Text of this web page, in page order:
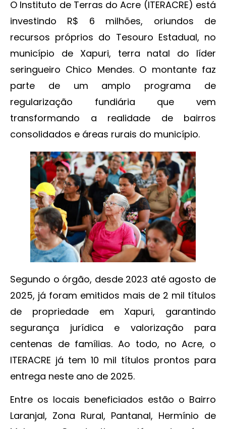
O Instituto de Terras do Acre (ITERACRE) está
investindo R$ 6 milhões, oriundos de
recursos próprios do Tesouro Estadual, no
município de Xapuri, terra natal do líder
seringueiro Chico Mendes. O montante faz
parte de um amplo programa de
regularização fundiária que vem
transformando a realidade de bairros
consolidados e áreas rurais do município.
Segundo o órgão, desde 2023 até agosto de
2025, já foram emitidos mais de 2 mil títulos
de propriedade em Xapuri, garantindo
segurança jurídica e valorização para
centenas de famílias. Ao todo, no Acre, o
ITERACRE já tem 10 mil títulos prontos para
entrega neste ano de 2025.
Entre os locais beneficiados estão o Bairro
Laranjal, Zona Rural, Pantanal, Hermínio de